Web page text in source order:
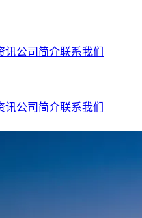
讯公司简介联系我们
讯公司简介联系我们